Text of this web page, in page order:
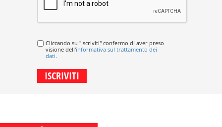
Cliccando su "Iscriviti" confermo di aver preso
visione dell'informativa sul trattamento dei
dati.